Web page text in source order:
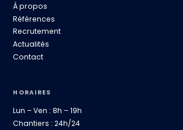
À propos
Références
Recrutement
Actualités
Contact
HORAIRES
Lun – Ven : 8h – 19h
Chantiers : 24h/24